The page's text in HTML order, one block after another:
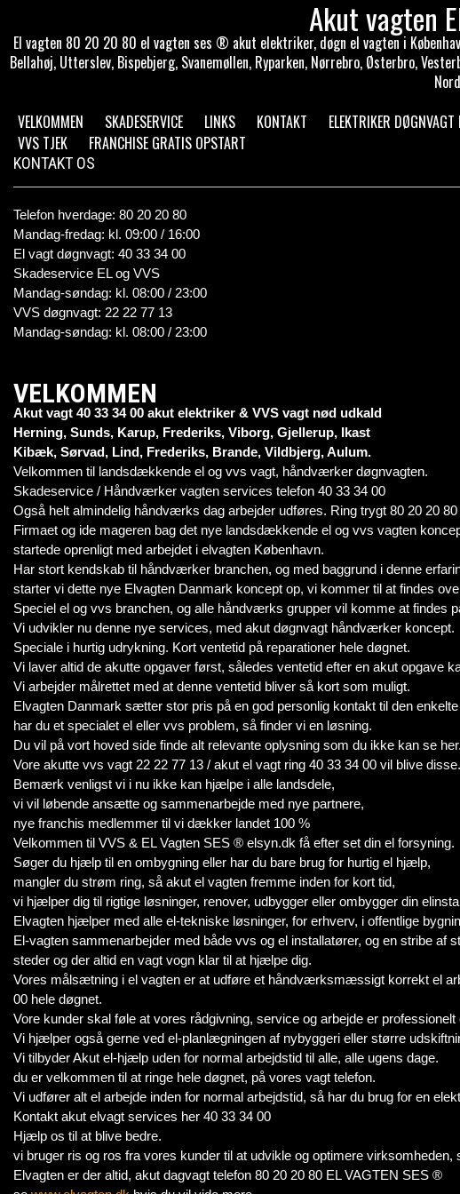
Akut vagten
El vagten 80 20 20 80 el vagten ses ® akut elektriker, døgn el vagten i
Bellahøj, Utterslev, Bispebjerg, Svanemøllen, Ryparken, Nørrebro, Østerbro,
VELKOMMEN
SKADESERVICE LINKS KONTAKT ELEKTRIKER DØGNVAGT
VVS TJEK
FRANCHISE GRATIS OPSTART
KONTAKT OS
Telefon hverdage: 80 20 20 80
Mandag-fredag: kl. 09:00 / 16:00
El vagt døgnvagt: 40 33 34 00
Skadeservice EL og VVS
Mandag-søndag: kl. 08:00 / 23:00
VVS døgnvagt: 22 22 77 13
Mandag-søndag: kl. 08:00 / 23:00
VELKOMMEN
Akut vagt 40 33 34 00 akut elektriker & VVS vagt nød udkald
Herning, Sunds, Karup, Frederiks, Viborg, Gjellerup, Ikast
Kibæk, Sørvad, Lind, Frederiks, Brande, Vildbjerg, Aulum.
Velkommen til landsdækkende el og vvs vagt, håndværker døgnvagten.
Skadeservice / Håndværker vagten services telefon 40 33 34 00
Også helt almindelig håndværks dag arbejder udføres. Ring trygt 80 20 20 80
Firmaet og ide mageren bag det nye landsdækkende el og vvs vagten
startede oprenligt med arbejdet i elvagten København.
Har stort kendskab til håndværker branchen, og med baggrund i denne
starter vi dette nye Elvagten Danmark koncept op, vi kommer til at findes
Speciel el og vvs branchen, og alle håndværks grupper vil komme at findes
Vi udvikler nu denne nye services, med akut døgnvagt håndværker koncept.
Speciale i hurtig udrykning. Kort ventetid på reparationer hele døgnet.
Vi laver altid de akutte opgaver først, således ventetid efter en akut opgave
Vi arbejder målrettet med at denne ventetid bliver så kort som muligt.
Elvagten Danmark sætter stor pris på en god personlig kontakt til den
har du et specialet el eller vvs problem, så finder vi en løsning.
Du vil på vort hoved side finde alt relevante oplysning som du ikke kan se her.
Vore akutte vvs vagt 22 22 77 13 / akut el vagt ring 40 33 34 00 vil blive disse.
Bemærk venligst vi i nu ikke kan hjælpe i alle landsdele,
vi vil løbende ansætte og sammenarbejde med nye partnere,
nye franchis medlemmer til vi dækker landet 100 %
Velkommen til VVS & EL Vagten SES ® elsyn.dk få efter set din el forsyning.
Søger du hjælp til en ombygning eller har du bare brug for hurtig el hjælp,
mangler du strøm ring, så akut el vagten fremme inden for kort tid,
vi hjælper dig til rigtige løsninger, renover, udbygger eller ombygger din
Elvagten hjælper med alle el-tekniske løsninger, for erhverv, i offentlige
El-vagten sammenarbejder med både vvs og el installatører, og en stribe
steder og der altid en vagt vogn klar til at hjælpe dig.
Vores målsætning i el vagten er at udføre et håndværksmæssigt korrekt el
00 hele døgnet.
Vore kunder skal føle at vores rådgivning, service og arbejde er
Vi hjælper også gerne ved el-planlægningen af nybyggeri eller større
Vi tilbyder Akut el-hjælp uden for normal arbejdstid til alle, alle ugens dage.
du er velkommen til at ringe hele døgnet, på vores vagt telefon.
Vi udfører alt el arbejde inden for normal arbejdstid, så har du brug for en
Kontakt akut elvagt services her 40 33 34 00
Hjælp os til at blive bedre.
vi bruger ris og ros fra vores kunder til at udvikle og optimere
Elvagten er der altid, akut dagvagt telefon 80 20 20 80 EL VAGTEN SES ®